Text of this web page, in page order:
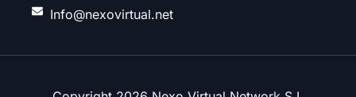
Info@nexovirtual.net